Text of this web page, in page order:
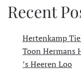
Recent
Hertenkamp
Toon Hermans
’s Heeren Loo